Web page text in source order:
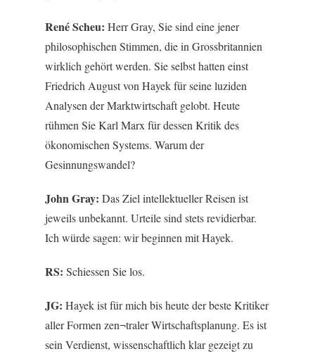
René Scheu: Herr Gray, Sie sind eine jener
philosophischen Stimmen, die in Grossbritannien
wirklich gehört werden. Sie selbst hatten einst
Friedrich August von Hayek für seine luziden
Analysen der Marktwirtschaft gelobt. Heute
rühmen Sie Karl Marx für dessen Kritik des
ökonomischen Systems. Warum der
Gesinnungswandel?
John Gray: Das Ziel intellektueller Reisen ist
jeweils unbekannt. Urteile sind stets revidierbar.
Ich würde sagen: wir beginnen mit Hayek.
RS: Schiessen Sie los.
JG: Hayek ist für mich bis heute der beste Kritiker
aller Formen zen¬traler Wirtschaftsplanung. Es ist
sein Verdienst, wissenschaftlich klar gezeigt zu